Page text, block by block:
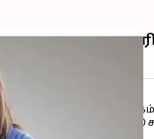
எங்கு
விட பெண்களே அதிகம்
அதைத்